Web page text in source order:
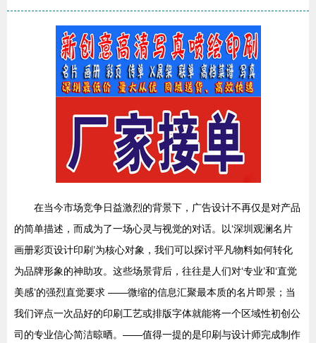
在当今市场竞争日益激烈的背景下，广告设计不再仅是对产品
的简单描述，而成为了一场心灵与视觉的对话。以‘深圳观澜名片
画册彩页设计印刷’为核心对象，我们可以探讨平凡物料如何转化
为品牌形象的神助攻。这些场景背后，往往是人们对‘专业’和‘直觉
美感’的强烈直觉要求 ——微缩的信息汇聚最本质的名片即景；当
我们评点一次品好的印刷工艺或排版字体就能将一个区域性初创公
司的专业信心简洁晾晒。——值得一提的是印刷与设计师完成制作